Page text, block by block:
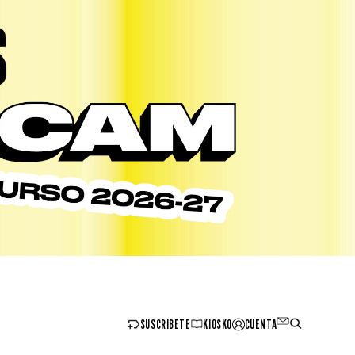
SUSCRIBETE KIOSKO CUENTA